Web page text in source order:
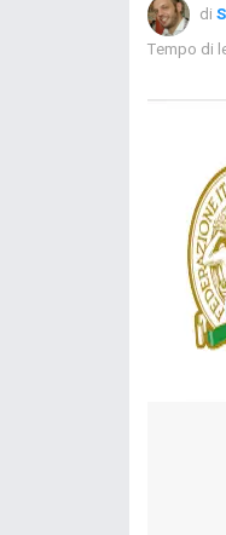
di
Tempo di